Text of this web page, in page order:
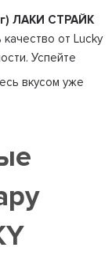
ЛАКИ СТРАЙК
от Lucky
Успейте
вкусом уже